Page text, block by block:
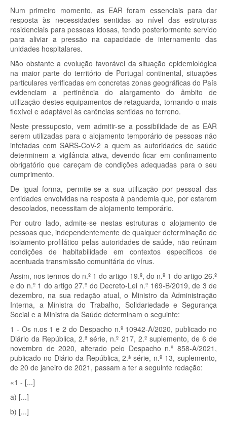
Num primeiro momento, as EAR foram essenciais para dar
resposta às necessidades sentidas ao nível das estruturas
residenciais para pessoas idosas, tendo posteriormente servido
para aliviar a pressão na capacidade de internamento das
unidades hospitalares.
Não obstante a evolução favorável da situação epidemiológica
na maior parte do território de Portugal continental, situações
particulares verificadas em concretas zonas geográficas do País
evidenciam a pertinência do alargamento do âmbito de
utilização destes equipamentos de retaguarda, tornando-o mais
flexível e adaptável às carências sentidas no terreno.
Neste pressuposto, vem admitir-se a possibilidade de as EAR
serem utilizadas para o alojamento temporário de pessoas não
infetadas com SARS-CoV-2 a quem as autoridades de saúde
determinem a vigilância ativa, devendo ficar em confinamento
obrigatório que careçam de condições adequadas para o seu
cumprimento.
De igual forma, permite-se a sua utilização por pessoal das
entidades envolvidas na resposta à pandemia que, por estarem
descolados, necessitam de alojamento temporário.
Por outro lado, admite-se nestas estruturas o alojamento de
pessoas que, independentemente de qualquer determinação de
isolamento profilático pelas autoridades de saúde, não reúnam
condições de habitabilidade em contextos específicos de
acentuada transmissão comunitária do vírus.
Assim, nos termos do n.º 1 do artigo 19.º, do n.º 1 do artigo 26.º
e do n.º 1 do artigo 27.º do Decreto-Lei n.º 169-B/2019, de 3 de
dezembro, na sua redação atual, o Ministro da Administração
Interna, a Ministra do Trabalho, Solidariedade e Segurança
Social e a Ministra da Saúde determinam o seguinte:
1 - Os n.os 1 e 2 do Despacho n.º 10942-A/2020, publicado no
Diário da República, 2.ª série, n.º 217, 2.º suplemento, de 6 de
novembro de 2020, alterado pelo Despacho n.º 858-A/2021,
publicado no Diário da República, 2.ª série, n.º 13, suplemento,
de 20 de janeiro de 2021, passam a ter a seguinte redação:
«1 - [...]
a) [...]
b) [...]